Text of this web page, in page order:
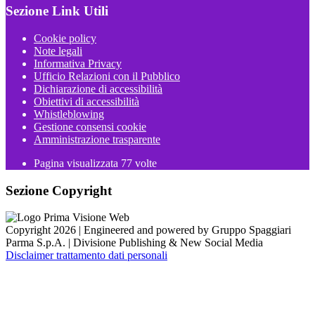
Sezione Link Utili
Cookie policy
Note legali
Informativa Privacy
Ufficio Relazioni con il Pubblico
Dichiarazione di accessibilità
Obiettivi di accessibilità
Whistleblowing
Gestione consensi cookie
Amministrazione trasparente
Pagina visualizzata 77 volte
Sezione Copyright
Copyright 2026 | Engineered and powered by Gruppo Spaggiari
Parma S.p.A. | Divisione Publishing & New Social Media
Disclaimer trattamento dati personali